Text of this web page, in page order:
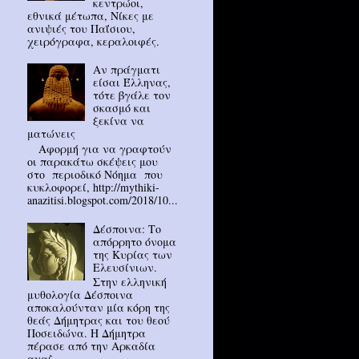
εθνικά μέτωπα, Νίκες με
ανιψιές του Παΐσιου,
χειρόγραφα, κεραλοιφές.
Αν πράγματι
είσαι Έλληνας,
τότε βγάλε τον
σκασμό και
ξεκίνα να
ματώνεις
Αφορμή για να γραφτούν
οι παρακάτω σκέψεις μου
στο περιοδικό Νόημα που
κυκλοφορεί, http://mythiki-
anazitisi.blogspot.com/2018/10...
Δέσποινα: Το
απόρρητο όνομα
της Κυρίας των
Ελευσίνιων.
Στην ελληνική
μυθολογία Δέσποινα
αποκαλούνταν μία κόρη της
θεάς Δήμητρας και του θεού
Ποσειδώνα. Η Δήμητρα
πέρασε από την Αρκαδία